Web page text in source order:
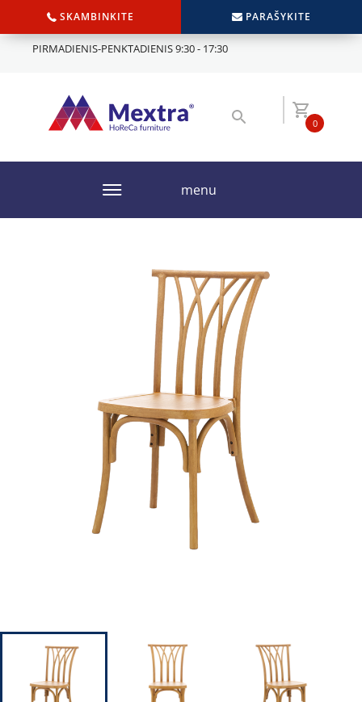
SKAMBINKITE PARAŠYKITE
PIRMADIENIS-PENKTADIENIS 9:30 - 17:30
0
menu